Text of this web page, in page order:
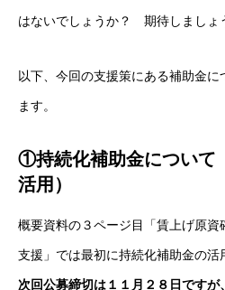
はないでしょうか？ 期待しましょ
以下、今回の支援策にある補助金
ます。
①持続化補助金について
活用）
概要資料の３ページ目「賃上げ原
支援」では最初に持続化補助金の活
次回公募締切は１１月２８日です